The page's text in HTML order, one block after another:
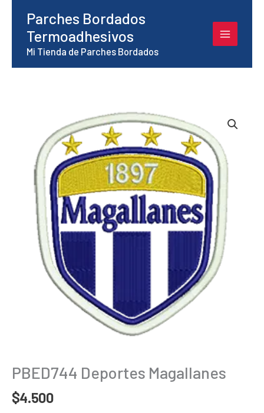
contenido
Parches Bordados
Termoadhesivos
Mi Tienda de Parches Bordados
PBED744 Deportes Magallanes
$4.500